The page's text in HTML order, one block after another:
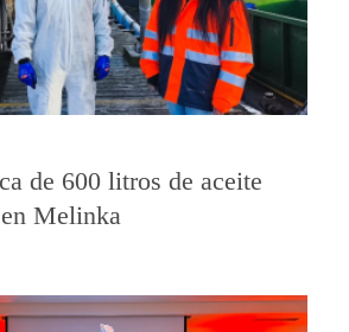
de 600 litros de aceite
Melinka